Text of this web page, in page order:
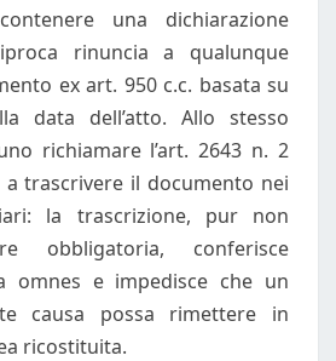
una dichiarazione
rinuncia a qualunque
ex art. 950 c.c. basata su
data dell’atto. Allo stesso
richiamare l’art. 2643 n. 2
a trascrivere il documento nei
la trascrizione, pur non
obbligatoria, conferisce
omnes e impedisce che un
causa possa rimettere in
ricostituita.